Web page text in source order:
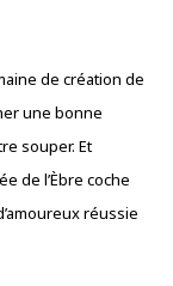
de création de
une bonne
souper. Et
de l’Èbre coche
réussie